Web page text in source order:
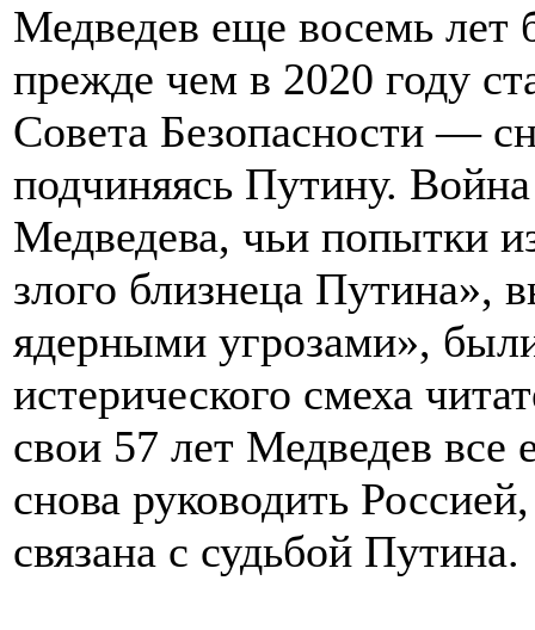
Медведев еще восемь
прежде чем в 2020 году
Совета Безопасности —
подчиняясь Путину.
Медведева, чьи попытки
злого близнеца Путина»,
ядерными угрозами»,
истерического смеха
свои 57 лет Медведев
снова руководить
связана с судьбой Путина.